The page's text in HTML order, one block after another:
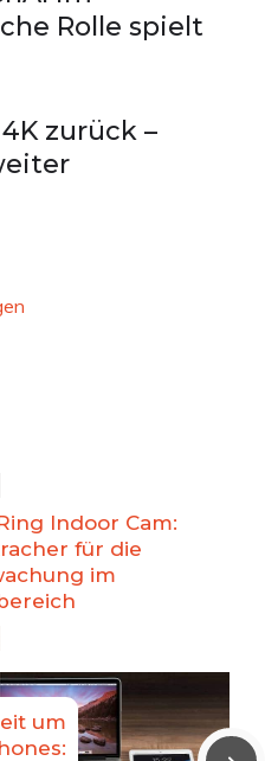
Rolle spielt
zurück –
Indoor Cam:
für die
im
um